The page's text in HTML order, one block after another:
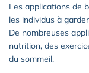
Les applications de
les individus à
De nombreuses
nutrition, des
du sommeil.